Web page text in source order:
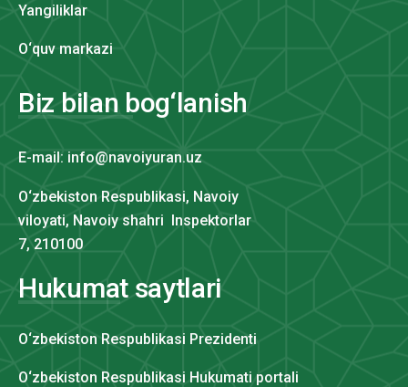
Yangiliklar
O‘quv markazi
Biz bilan bog‘lanish
E-mail: info@navoiyuran.uz
O‘zbekiston Respublikasi, Navoiy
viloyati, Navoiy shahri Inspektorlar
7, 210100
Hukumat saytlari
O‘zbekiston Respublikasi Prezidenti
O‘zbekiston Respublikasi Hukumati portali